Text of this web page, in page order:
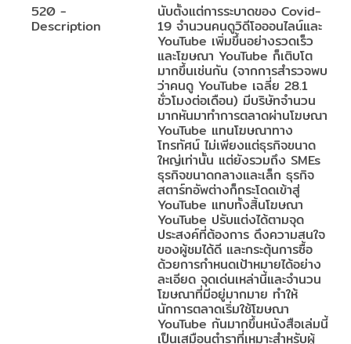
520 -
Description
นับตั้งแต่การระบาดของ Covid-
19 จำนวนคนดูวิดีโอออนไลน์และ
YouTube เพิ่มขึ้นอย่างรวดเร็ว
และโฆษณา YouTube ก็เติบโต
มากขึ้นเช่นกัน (จากการสำรวจพบ
ว่าคนดู YouTube เฉลี่ย 28.1
ชั่วโมงต่อเดือน) มีบริษัทจำนวน
มากหันมาทำการตลาดผ่านโฆษณา
YouTube แทนโฆษณาทาง
โทรทัศน์ ไม่เพียงแต่ธุรกิจขนาด
ใหญ่เท่านั้น แต่ยังรวมถึง SMEs
ธุรกิจขนาดกลางและเล็ก ธุรกิจ
สตาร์ทอัพต่างก็กระโดดเข้าสู่
YouTube แทบทั้งสิ้นโฆษณา
YouTube ปรับแต่งได้ตามจุด
ประสงค์ที่ต้องการ ดึงความสนใจ
ของผู้ชมได้ดี และกระตุ้นการซื้อ
ด้วยการกำหนดเป้าหมายได้อย่าง
ละเอียด จุดเด่นเหล่านี้และจำนวน
โฆษณาที่มีอยู่มากมาย ทำให้
นักการตลาดเริ่มใช้โฆษณา
YouTube กันมากขึ้นหนังสือเล่มนี้
เป็นเสมือนตำราที่เหมาะสำหรับผู้